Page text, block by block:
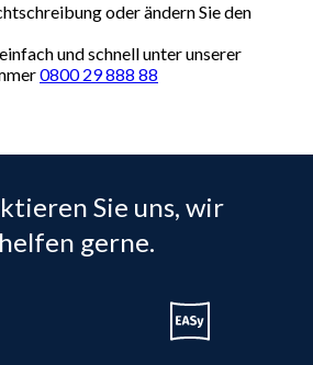
oder ändern Sie den
und schnell unter unserer
0800 29 888 88
Sie uns, wir
helfen gerne.